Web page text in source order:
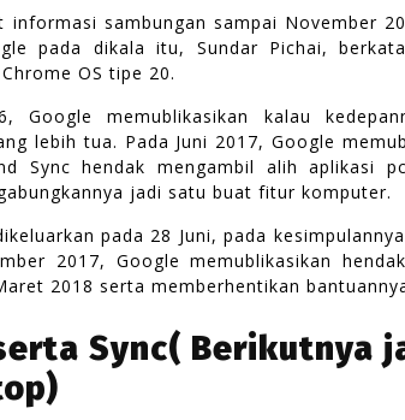
sambungan sampai November
pada dikala itu, Sundar Pichai,
OS tipe 20.
Google memublikasikan kalau
lebih tua. Pada Juni 2017, Google
Sync hendak mengambil alih aplikasi
jadi satu buat fitur komputer.
pada 28 Juni, pada
2017, Google memublikasikan
2018 serta memberhentikan
Sync( Berikutnya